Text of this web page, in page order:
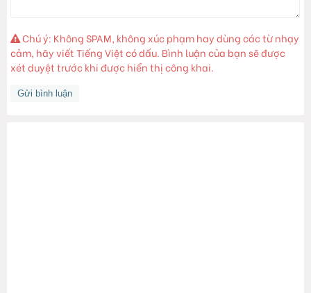
Chú ý: Không SPAM, không xúc phạm hay dùng các từ nhạy
cảm, hãy viết Tiếng Việt có dấu. Bình luận của bạn sẽ được
xét duyệt trước khi được hiển thị công khai.